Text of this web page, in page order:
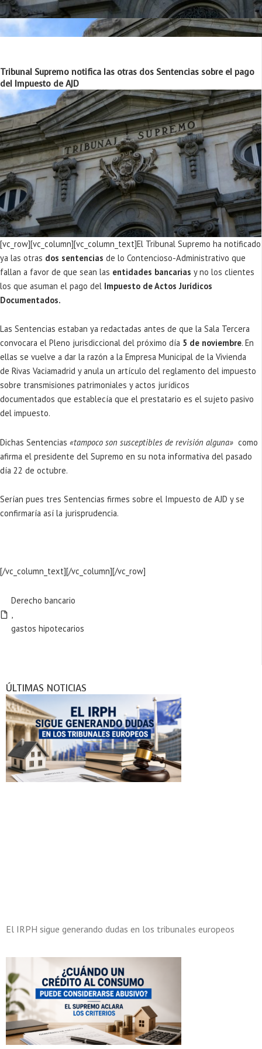
Tribunal Supremo notifica las otras dos Sentencias sobre el pago
del Impuesto de AJD
[vc_row][vc_column][vc_column_text]El Tribunal Supremo ha notificado
ya las otras dos sentencias de lo Contencioso-Administrativo que
fallan a favor de que sean las entidades bancarias y no los clientes
los que asuman el pago del Impuesto de Actos Jurídicos
Documentados.
Las Sentencias estaban ya redactadas antes de que la Sala Tercera
convocara el Pleno jurisdiccional del próximo día 5 de noviembre. En
ellas se vuelve a dar la razón a la Empresa Municipal de la Vivienda
de Rivas Vaciamadrid y anula un artículo del reglamento del impuesto
sobre transmisiones patrimoniales y actos jurídicos
documentados que establecía que el prestatario es el sujeto pasivo
del impuesto.
Dichas Sentencias «tampoco son susceptibles de revisión alguna» como
afirma el presidente del Supremo en su nota informativa del pasado
día 22 de octubre.
Serían pues tres Sentencias firmes sobre el Impuesto de AJD y se
confirmaría así la jurisprudencia.
[/vc_column_text][/vc_column][/vc_row]
Derecho bancario
gastos hipotecarios
ÚLTIMAS NOTICIAS
El IRPH sigue generando dudas en los tribunales europeos